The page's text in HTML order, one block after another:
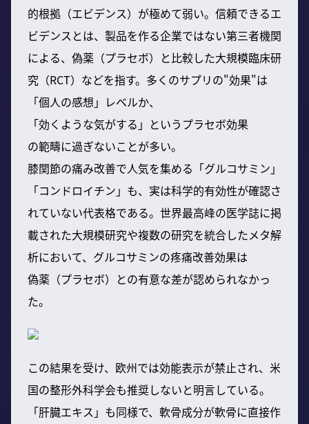
的根拠（エビデンス）が極めて弱い。信頼できるエ
ビデンスとは、製品を作る企業ではない第三者機関
による、偽薬（プラセボ）と比較した大規模臨床研
究（RCT）などを指す。多くのサプリの"効果"は
「個人の感想」レベルか、
「効くような気がする」というプラセボ効果
の範疇に過ぎないことが多い。
膝関節の痛み改善で人気を集める「グルコサミン」
「コンドロイチン」も、実は科学的有効性が確認さ
れていない代表格である。世界最高峰の医学誌に掲
載された大規模研究や複数の研究を統合したメタ解
析において、グルコサミンの疼痛改善効果は
偽薬（プラセボ）との有意な差が認められなかっ
た。
この結果を受け、欧州では効能表示が禁止され、米
国の整形外科学会も推奨しないと明言している。
「肝臓エキス」も同様で、軟骨成分が軟骨に直接作